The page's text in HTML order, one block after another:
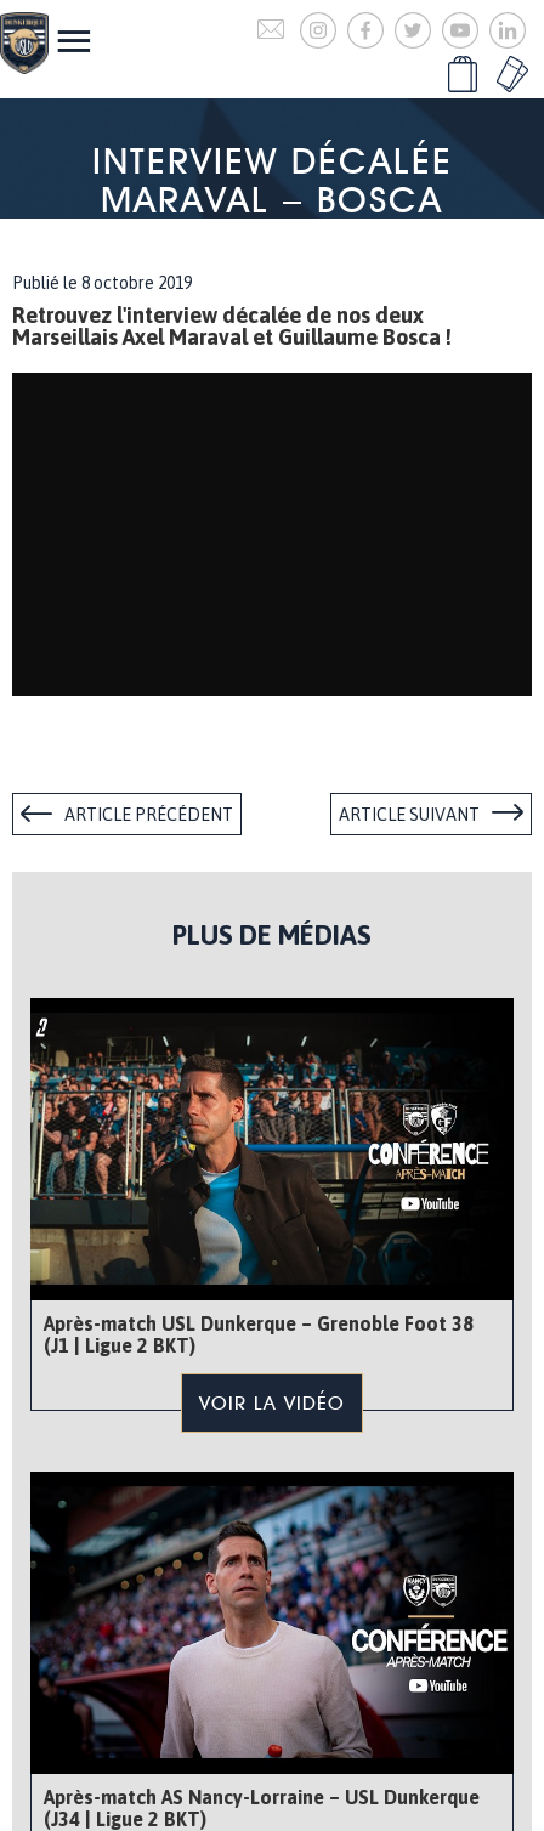
INTERVIEW DÉCALÉE
MARAVAL – BOSCA
Publié le 8 octobre 2019
Retrouvez l'interview décalée de nos deux
Marseillais Axel Maraval et Guillaume Bosca !
ARTICLE PRÉCÉDENT ARTICLE SUIVANT
PLUS DE MÉDIAS
Après-match USL Dunkerque – Grenoble Foot 38
(J1 | Ligue 2 BKT)
VOIR LA VIDÉO
Après-match AS Nancy-Lorraine – USL Dunkerque
(J34 | Ligue 2 BKT)